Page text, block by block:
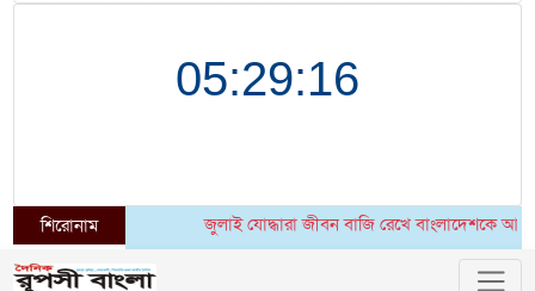
শিরোনাম জুলাই যোদ্ধারা জীবন বাজি রেখে বাংলাদেশকে